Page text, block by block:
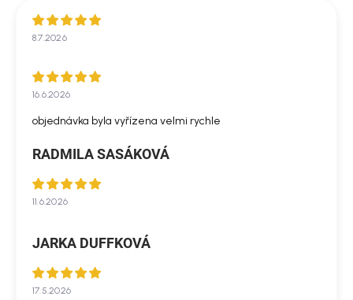
8.7.2026
16.6.2026
objednávka byla vyřízena velmi rychle
RADMILA SASÁKOVÁ
11.6.2026
JARKA DUFFKOVÁ
17.5.2026